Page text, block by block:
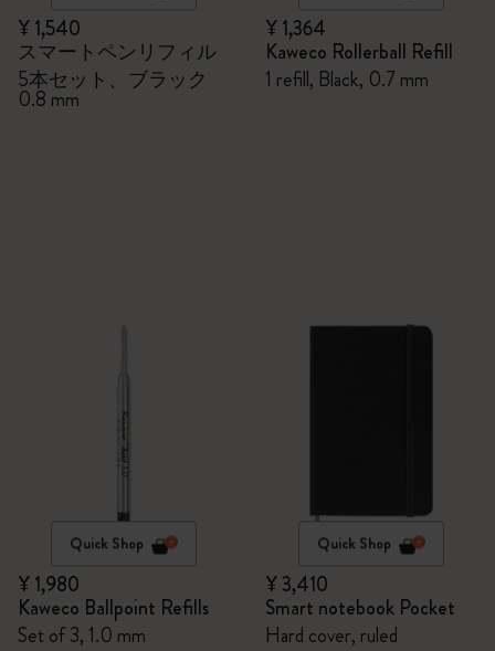
¥ 1,540
スマートペンリフィル
5本セット、ブラック
0.8 mm
¥ 1,364
Kaweco Rollerball Refill
1 refill, Black, 0.7 mm
Quick Shop
¥ 1,980
Kaweco Ballpoint Refills
Set of 3, 1.0 mm
Quick Shop
¥ 3,410
Smart notebook Pocket
Hard cover, ruled